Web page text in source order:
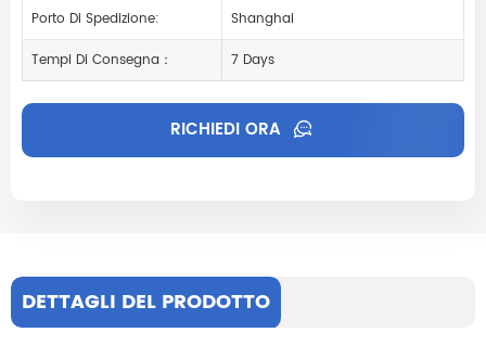
Porto Di Spedizione:
Shanghai
Tempi Di Consegna：
7 Days
RICHIEDI ORA
DETTAGLI DEL PRODOTTO